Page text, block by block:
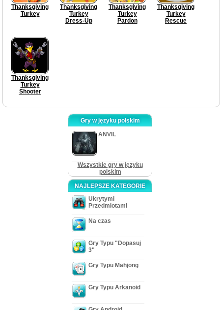
Thanksgiving
Turkey
Thanksgiving
Turkey
Dress-Up
Thanksgiving
Turkey
Pardon
Thanksgiving
Turkey
Rescue
Thanksgiving
Turkey
Shooter
Gry w języku polskim
ANVIL
Wszystkie gry w języku
polskim
NAJLEPSZE KATEGORIE
Ukrytymi
Przedmiotami
Na czas
Gry Typu "Dopasuj
3"
Gry Typu Mahjong
Gry Typu Arkanoid